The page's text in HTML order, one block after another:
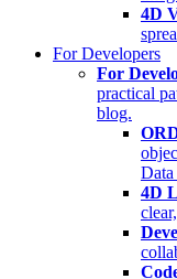
4D
For Developers
For
practical
blog.
Data
4D